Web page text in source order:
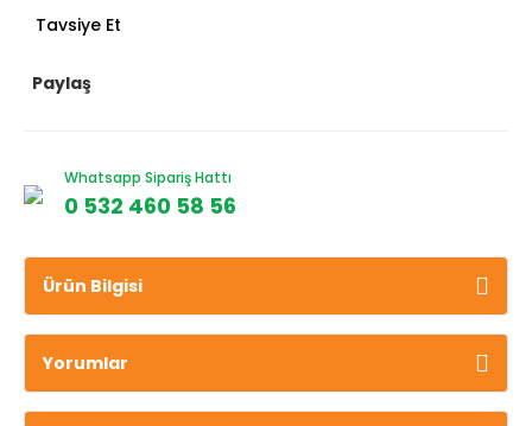
Tavsiye Et
Paylaş
Whatsapp Sipariş Hattı
0 532 460 58 56
Ürün Bilgisi
Yorumlar